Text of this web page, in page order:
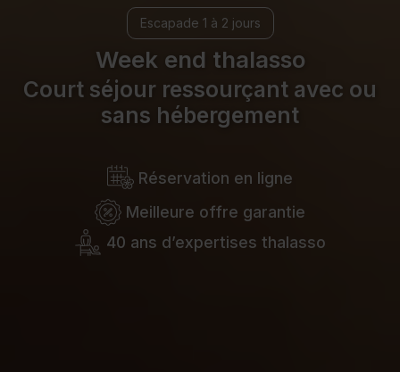
Escapade 1 à 2 jours
Week end thalasso
Court séjour ressourçant avec ou
sans hébergement
Réservation en ligne
Meilleure offre garantie
40 ans d’expertises thalasso